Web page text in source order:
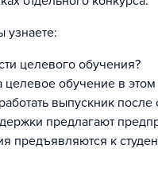
узнаете:
целевого обучения?
целевое обучение в этом
выпускник
предлагают
предъявляются к